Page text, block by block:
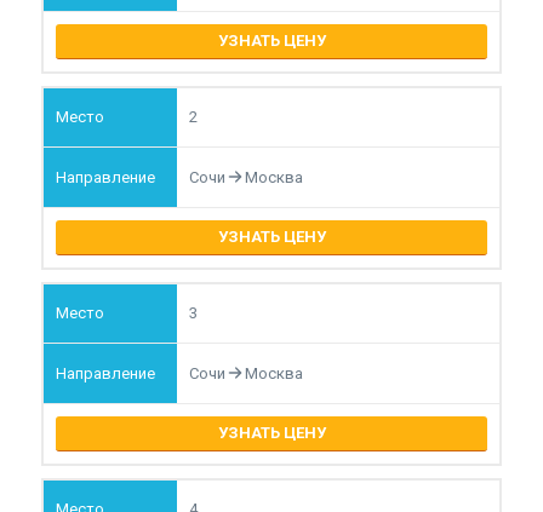
УЗНАТЬ ЦЕНУ
2
Сочи Москва
УЗНАТЬ ЦЕНУ
3
Сочи Москва
УЗНАТЬ ЦЕНУ